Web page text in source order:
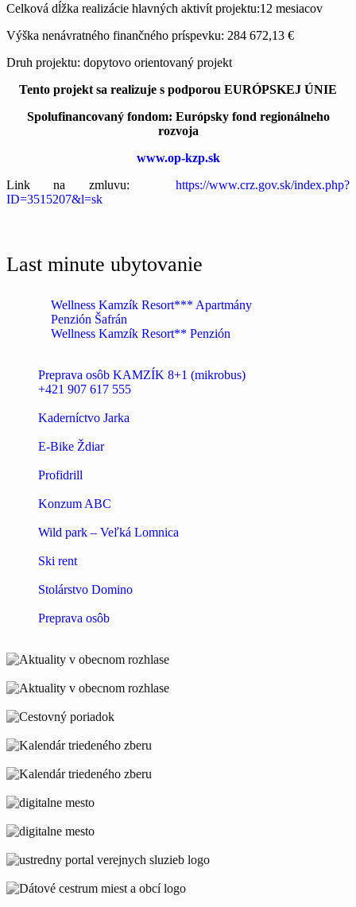
Celková dĺžka realizácie hlavných aktivít projektu:12 mesiacov
Výška nenávratného finančného príspevku: 284 672,13 €
Druh projektu: dopytovo orientovaný projekt
Tento projekt sa realizuje s podporou EURÓPSKEJ ÚNIE
Spolufinancovaný fondom: Európsky fond regionálneho
rozvoja
www.op-kzp.sk
Link na zmluvu: https://www.crz.gov.sk/index.php?
ID=3515207&l=sk
Last minute ubytovanie
Wellness Kamzík Resort*** Apartmány
Penzión Šafrán
Wellness Kamzík Resort** Penzión
Preprava osôb KAMZÍK 8+1 (mikrobus)
+421 907 617 555
Kaderníctvo Jarka
E-Bike Ždiar
Profidrill
Konzum ABC
Wild park – Veľká Lomnica
Ski rent
Stolárstvo Domino
Preprava osôb